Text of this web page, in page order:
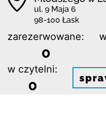
ul. 9 Maja 6
98-100 Łask
zarezerwowane:
0
w czytelni:
0